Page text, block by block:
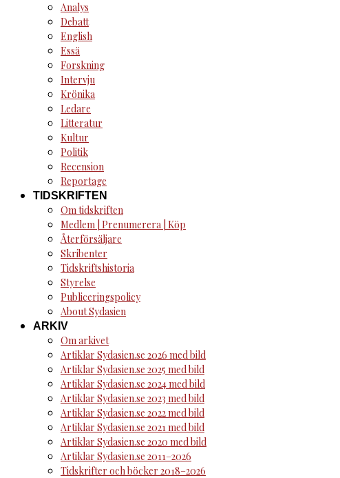
Analys
Debatt
English
Essä
Forskning
Intervju
Krönika
Ledare
Litteratur
Kultur
Politik
Recension
Reportage
TIDSKRIFTEN
Om tidskriften
Medlem | Prenumerera | Köp
Återförsäljare
Skribenter
Tidskriftshistoria
Styrelse
Publiceringspolicy
About Sydasien
ARKIV
Om arkivet
Artiklar Sydasien.se 2026 med bild
Artiklar Sydasien.se 2025 med bild
Artiklar Sydasien.se 2024 med bild
Artiklar Sydasien.se 2023 med bild
Artiklar Sydasien.se 2022 med bild
Artiklar Sydasien.se 2021 med bild
Artiklar Sydasien.se 2020 med bild
Artiklar Sydasien.se 2011–2026
Tidskrifter och böcker 2018–2026